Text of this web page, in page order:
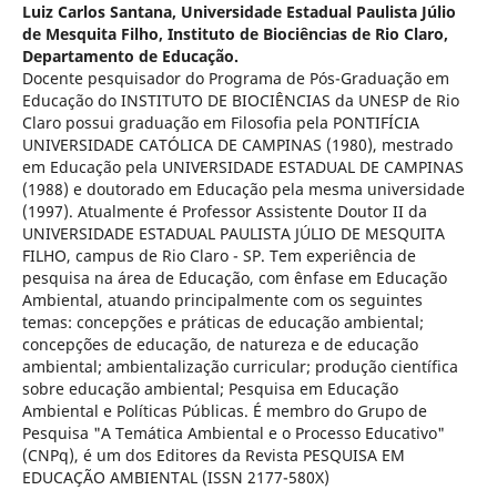
Luiz Carlos Santana, Universidade Estadual Paulista Júlio
de Mesquita Filho, Instituto de Biociências de Rio Claro,
Departamento de Educação.
Docente pesquisador do Programa de Pós-Graduação em
Educação do INSTITUTO DE BIOCIÊNCIAS da UNESP de Rio
Claro possui graduação em Filosofia pela PONTIFÍCIA
UNIVERSIDADE CATÓLICA DE CAMPINAS (1980), mestrado
em Educação pela UNIVERSIDADE ESTADUAL DE CAMPINAS
(1988) e doutorado em Educação pela mesma universidade
(1997). Atualmente é Professor Assistente Doutor II da
UNIVERSIDADE ESTADUAL PAULISTA JÚLIO DE MESQUITA
FILHO, campus de Rio Claro - SP. Tem experiência de
pesquisa na área de Educação, com ênfase em Educação
Ambiental, atuando principalmente com os seguintes
temas: concepções e práticas de educação ambiental;
concepções de educação, de natureza e de educação
ambiental; ambientalização curricular; produção científica
sobre educação ambiental; Pesquisa em Educação
Ambiental e Políticas Públicas. É membro do Grupo de
Pesquisa "A Temática Ambiental e o Processo Educativo"
(CNPq), é um dos Editores da Revista PESQUISA EM
EDUCAÇÃO AMBIENTAL (ISSN 2177-580X)